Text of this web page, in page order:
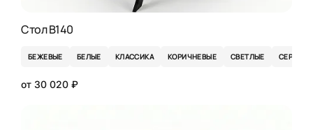
Стол B140
БЕЖЕВЫЕ БЕЛЫЕ КЛАССИКА КОРИЧНЕВЫЕ СВЕТЛЫЕ СЕРЫЕ
от 30 020 ₽